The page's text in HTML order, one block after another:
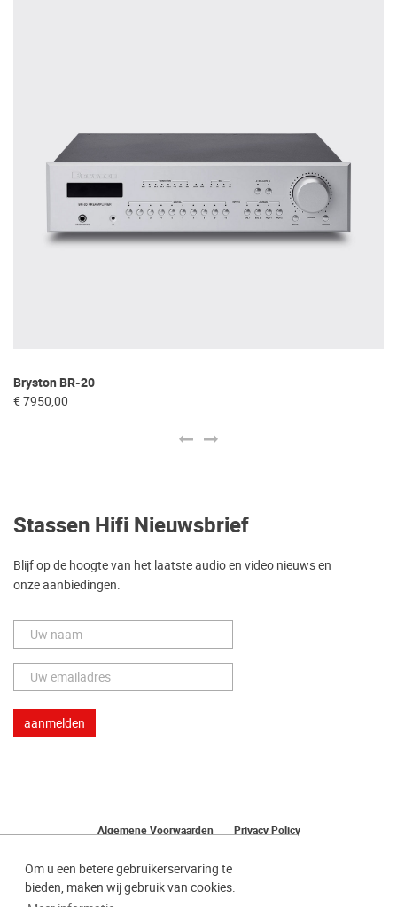
Om u een betere gebruikerservaring te
bieden, maken wij gebruik van cookies.
Bryston BR-20
€ 7950,00
Stassen Hifi Nieuwsbrief
Blijf op de hoogte van het laatste audio en video nieuws en
onze aanbiedingen.
Algemene Voorwaarden
Privacy Policy